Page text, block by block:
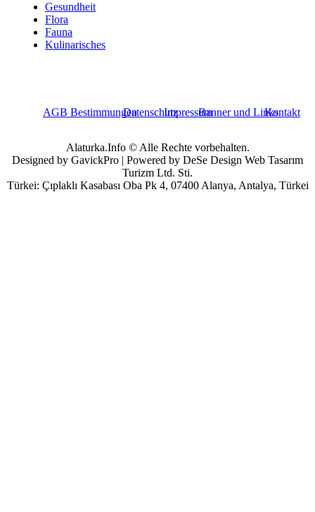
Gesundheit
Flora
Fauna
Kulinarisches
AGB BestimmungenDatenschutzImpressumBanner und LinksKontakt
Alaturka.Info © Alle Rechte vorbehalten.
Designed by GavickPro | Powered by DeSe Design Web Tasarım
Turizm Ltd. Sti.
Türkei: Çıplaklı Kasabası Oba Pk 4, 07400 Alanya, Antalya, Türkei